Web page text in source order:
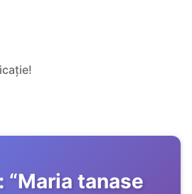
“Maria tanase